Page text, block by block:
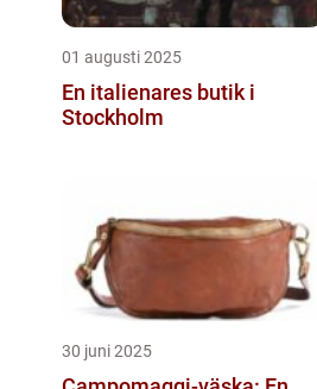
01 augusti 2025
En italienares butik i
Stockholm
30 juni 2025